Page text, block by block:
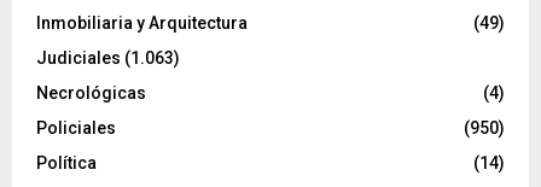
Inmobiliaria y Arquitectura
(49)
Judiciales (1.063)
Necrológicas
(4)
Policiales
(950)
Política
(14)